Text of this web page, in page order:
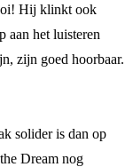
Hij klinkt ook
aan het luisteren
zijn goed hoorbaar.
solider is dan op
Dream nog